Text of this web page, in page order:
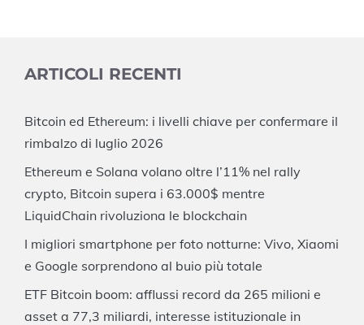
ARTICOLI RECENTI
Bitcoin ed Ethereum: i livelli chiave per confermare il
rimbalzo di luglio 2026
Ethereum e Solana volano oltre l’11% nel rally
crypto, Bitcoin supera i 63.000$ mentre
LiquidChain rivoluziona le blockchain
I migliori smartphone per foto notturne: Vivo, Xiaomi
e Google sorprendono al buio più totale
ETF Bitcoin boom: afflussi record da 265 milioni e
asset a 77,3 miliardi, interesse istituzionale in